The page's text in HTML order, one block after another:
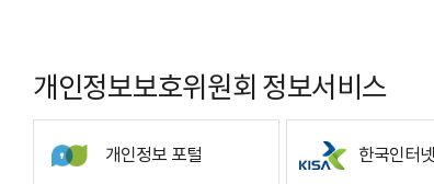
개인정보보호위원회 정보서비스
개인정보 포털 한국인터